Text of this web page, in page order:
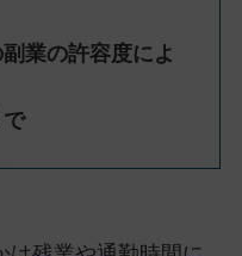
業の許容度によ